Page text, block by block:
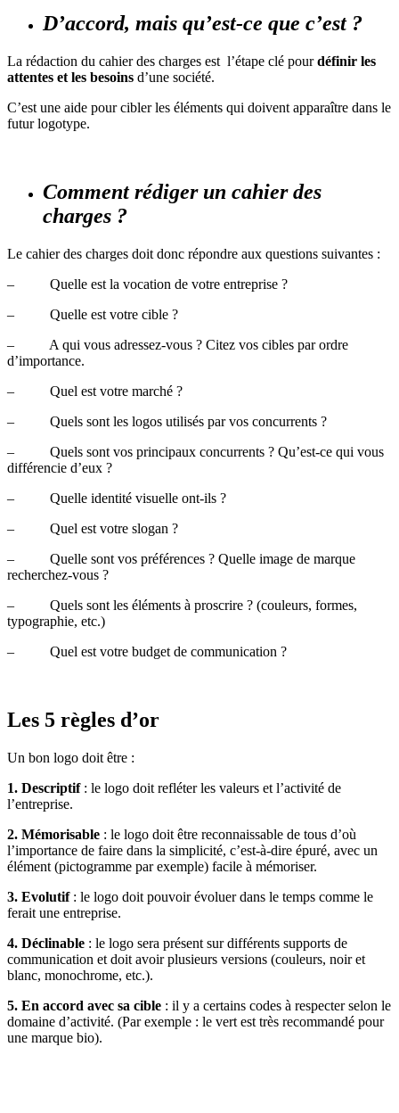
D’accord, mais qu’est-ce que c’est ?
La rédaction du cahier des charges est l’étape clé pourdéfinir les
attentes et les besoins d’une société.
C’est une aide pour cibler les éléments qui doivent apparaître dans le
futur logotype.
Comment rédiger un cahier des
charges ?
Le cahier des charges doit donc répondre aux questions suivantes :
– Quelle est la vocation de votre entreprise ?
– Quelle est votre cible ?
– A qui vous adressez-vous ? Citez vos cibles par ordre
d’importance.
– Quel est votre marché ?
– Quels sont les logos utilisés par vos concurrents ?
– Quels sont vos principaux concurrents ? Qu’est-ce qui vous
différencie d’eux ?
– Quelle identité visuelle ont-ils ?
– Quel est votre slogan ?
– Quelle sont vos préférences ? Quelle image de marque
recherchez-vous ?
– Quels sont les éléments à proscrire ? (couleurs, formes,
typographie, etc.)
– Quel est votre budget de communication ?
Les 5 règles d’or
Un bon logo doit être :
1. Descriptif: le logo doit refléter les valeurs et l’activité de
l’entreprise.
2. Mémorisable : le logo doit être reconnaissable de tous d’où
l’importance de faire dans la simplicité, c’est-à-dire épuré, avec un
élément (pictogramme par exemple) facile à mémoriser.
3. Evolutif : le logo doit pouvoir évoluer dans le temps comme le
ferait une entreprise.
4. Déclinable : le logo sera présent sur différents supports de
communication et doit avoir plusieurs versions (couleurs, noir et
blanc, monochrome, etc.).
5. En accord avec sa cible : il y a certains codes à respecter selon le
domaine d’activité. (Par exemple : le vert est très recommandé pour
une marque bio).